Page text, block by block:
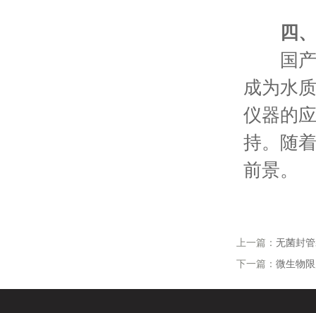
四
国产
成为水
仪器的
持。随
前景。
上一篇： 无菌封
下一篇： 微生物